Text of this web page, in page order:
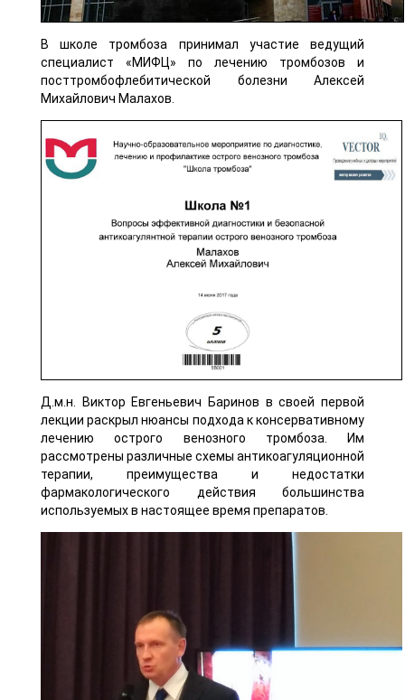
В школе тромбоза принимал участие ведущий
специалист «МИФЦ» по лечению тромбозов и
посттромбофлебитической болезни Алексей
Михайлович Малахов.
Д.м.н. Виктор Евгеньевич Баринов в своей первой
лекции раскрыл нюансы подхода к консервативному
лечению острого венозного тромбоза. Им
рассмотрены различные схемы антикоагуляционной
терапии, преимущества и недостатки
фармакологического действия большинства
используемых в настоящее время препаратов.